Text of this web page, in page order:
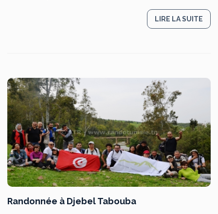
LIRE LA SUITE
Randonnée à Djebel Tabouba